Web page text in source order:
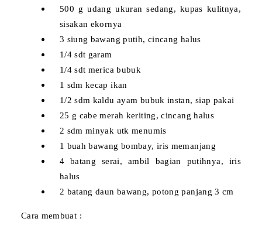
500 g udang ukuran sedang, kupas kulitnya,
sisakan ekornya
3 siung bawang putih, cincang halus
1/4 sdt garam
1/4 sdt merica bubuk
1 sdm kecap ikan
1/2 sdm kaldu ayam bubuk instan, siap pakai
25 g cabe merah keriting, cincang halus
2 sdm minyak utk menumis
1 buah bawang bombay, iris memanjang
4 batang serai, ambil bagian putihnya, iris
halus
2 batang daun bawang, potong panjang 3 cm
Cara membuat :